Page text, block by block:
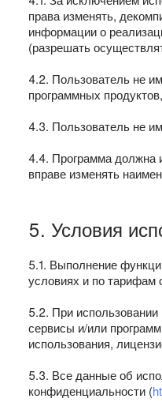
права изменять,
информации о
(разрешать
4.2. Пользователь не
программных
4.3. Пользователь не
4.4. Программа должна
вправе изменять
5. Условия
5.1. Выполнение
условиях и по тарифам
5.2. При
сервисы и/или
использования,
5.3. Все данные об
конфиденциальности (